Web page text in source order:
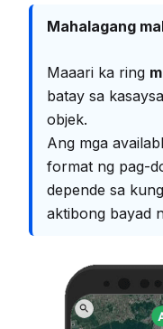
Mahalagang
Maaari ka ring
batay sa
objek.
Ang mga
format ng pag-
depende sa
aktibong bayad